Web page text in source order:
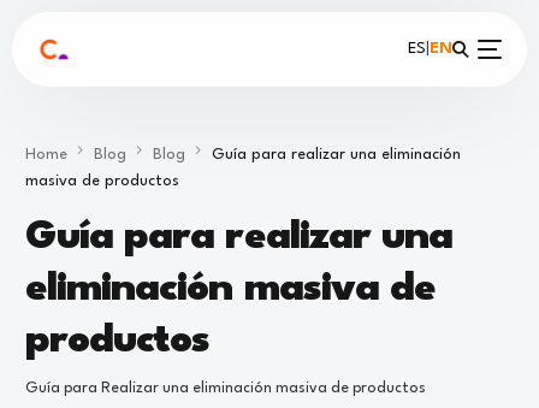
ES EN
Home Blog Blog
Guía para realizar una eliminación
masiva de productos
Guía para realizar una
eliminación masiva de
productos
Guía para Realizar una eliminación masiva de productos